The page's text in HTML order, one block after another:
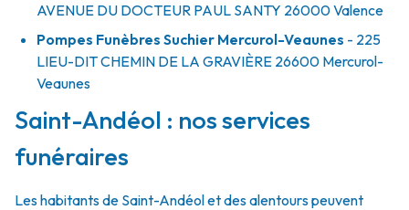
AVENUE DU DOCTEUR PAUL SANTY 26000Valence
Pompes Funèbres Suchier Mercurol-Veaunes - 225
LIEU-DIT CHEMIN DE LA GRAVIÈRE 26600 Mercurol-
Veaunes
Saint-Andéol : nos services
funéraires
Les habitants de Saint-Andéol et des alentours peuvent